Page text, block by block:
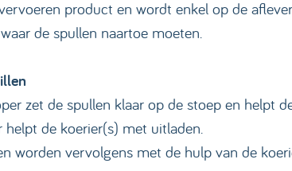
product en wordt enkel op de
de spullen naartoe moeten.
zet de spullen klaar op de stoep en helpt
helpt de koerier(s) met uitladen.
worden vervolgens met de hulp van de